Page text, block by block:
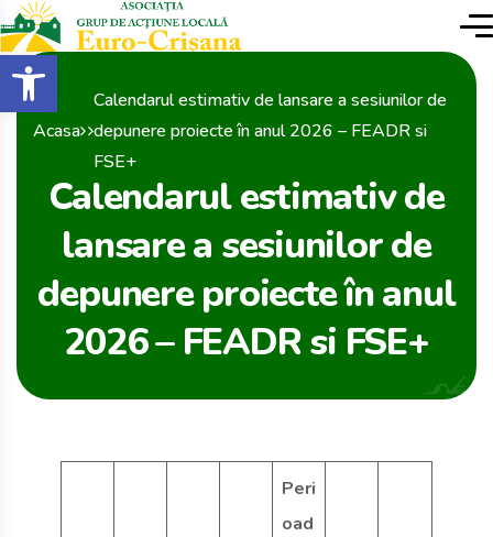
Deschide bara de unelte
conținut
Acasa
Calendarul estimativ de lansare a sesiunilor de
depunere proiecte în anul 2026 – FEADR si
FSE+
Calendarul estimativ de
lansare a sesiunilor de
depunere proiecte în anul
2026 – FEADR si FSE+
Peri
oad